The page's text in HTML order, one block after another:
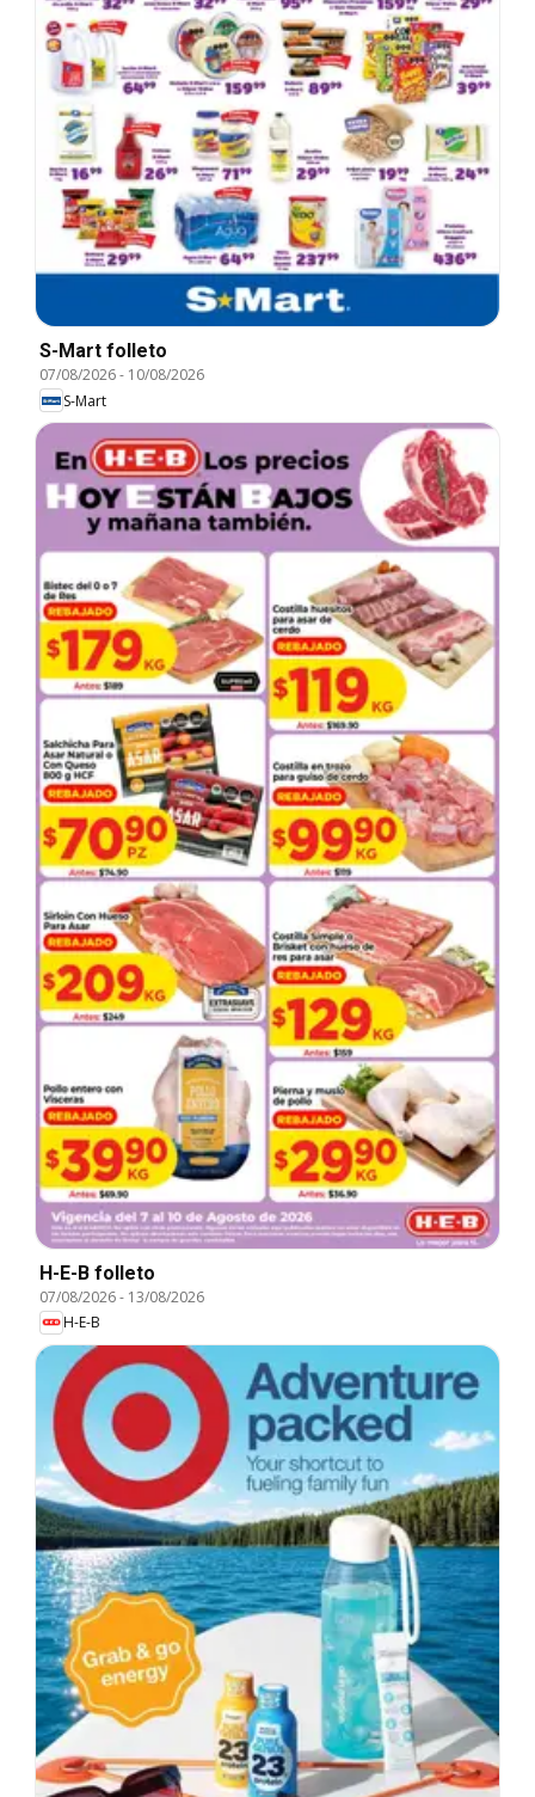
S-Mart folleto
07/08/2026- 10/08/2026
S-Mart
H-E-B folleto
07/08/2026- 13/08/2026
H-E-B